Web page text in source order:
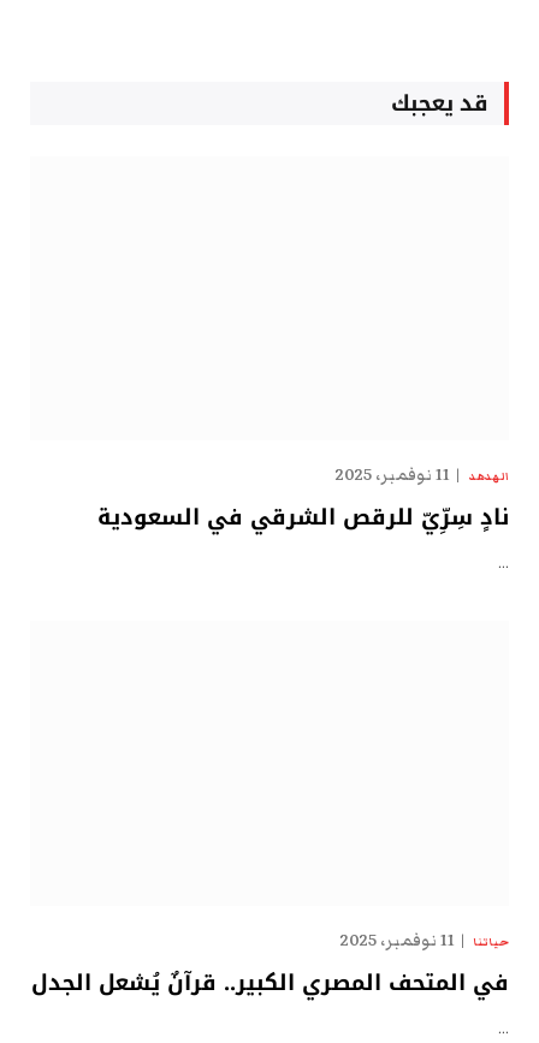
قد يعجبك
الهدهد 11 نوفمبر، 2025
نادٍ سِرِّيّ للرقص الشرقي في السعودية
…
حياتنا 11 نوفمبر، 2025
في المتحف المصري الكبير.. قرآنٌ يُشعل الجدل
…